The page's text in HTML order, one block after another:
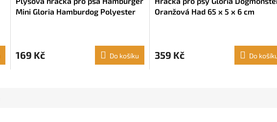
Mini Gloria Hamburdog Polyester
169 Kč Do košíku
Oranžová Had 65 x 5 x 6 cm
359 Kč Do